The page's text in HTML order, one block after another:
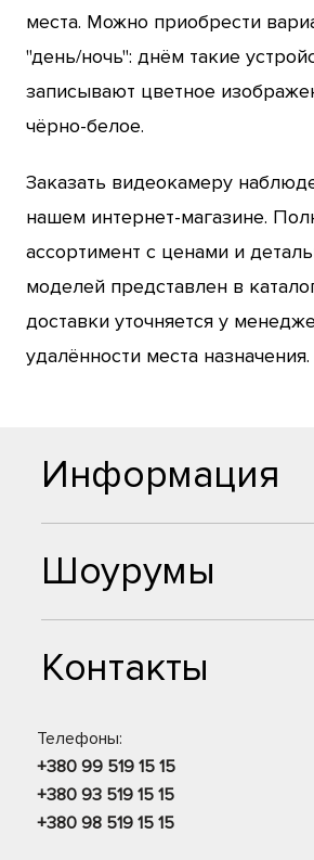
места. Можно приобрести
"день/ночь": днём такие
записывают цветное
чёрно-белое.
Заказать видеокамеру
нашем интернет-магазине.
ассортимент с ценами и
моделей представлен в
доставки уточняется у
удалённости места назначения.
Шоурумы
Контакты
Телефоны:
+380 99 519 15 15
+380 93 519 15 15
+380 98 519 15 15
Информация